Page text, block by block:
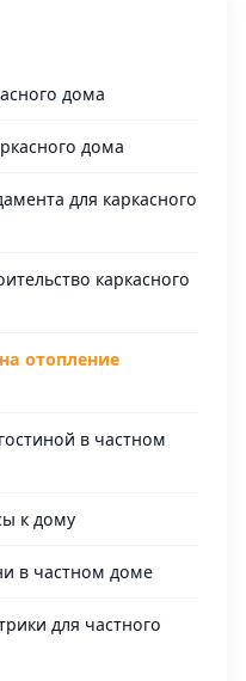
дома
дома
для каркасного
каркасного
отопление
в частном
к дому
в частном доме
для частного